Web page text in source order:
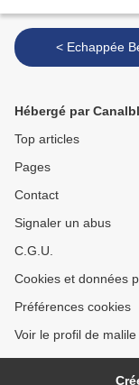
< Echappée
Hébergé par
Top articles
Pages
Contact
Signaler un abus
C.G.U.
Cookies et données
Préférences cookies
Voir le profil de